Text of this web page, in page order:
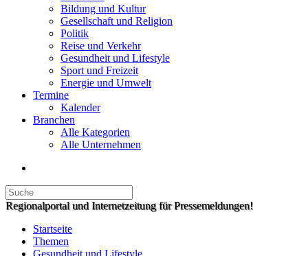
Bildung und Kultur
Gesellschaft und Religion
Politik
Reise und Verkehr
Gesundheit und Lifestyle
Sport und Freizeit
Energie und Umwelt
Termine
Kalender
Branchen
Alle Kategorien
Alle Unternehmen
Regionalportal und Internetzeitung für Pressemeldungen!
Startseite
Themen
Gesundheit und Lifestyle